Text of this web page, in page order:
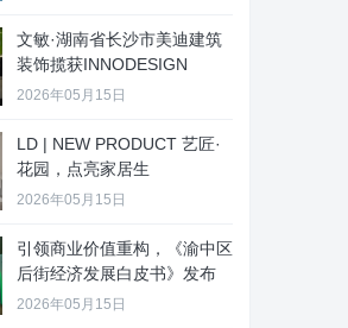
文敏·湖南省长沙市美迪建筑
装饰揽获INNODESIGN
2026年05月15日
LD | NEW PRODUCT 艺匠·
花园，点亮家居生
2026年05月15日
引领商业价值重构，《渝中区
后街经济发展白皮书》发布
2026年05月15日